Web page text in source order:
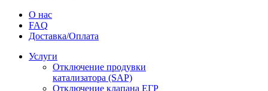
О нас
FAQ
Доставка/Оплата
Услуги
Отключение продувки
катализатора (SAP)
Отключение клапана ЕГР